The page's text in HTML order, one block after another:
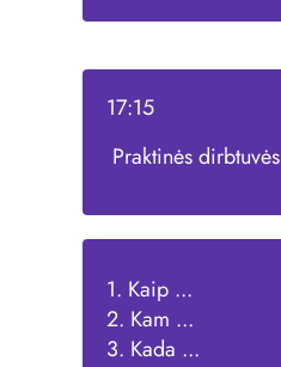
17:15
Praktinės dirbtuvės
1. Kaip ...
2. Kam ...
3. Kada ...